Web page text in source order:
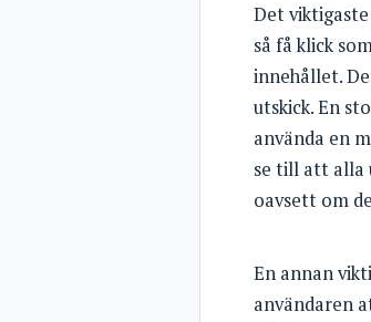
Det
så få klick
innehållet.
utskick. En
använda en
se till att alla
oavsett om
En annan
användaren